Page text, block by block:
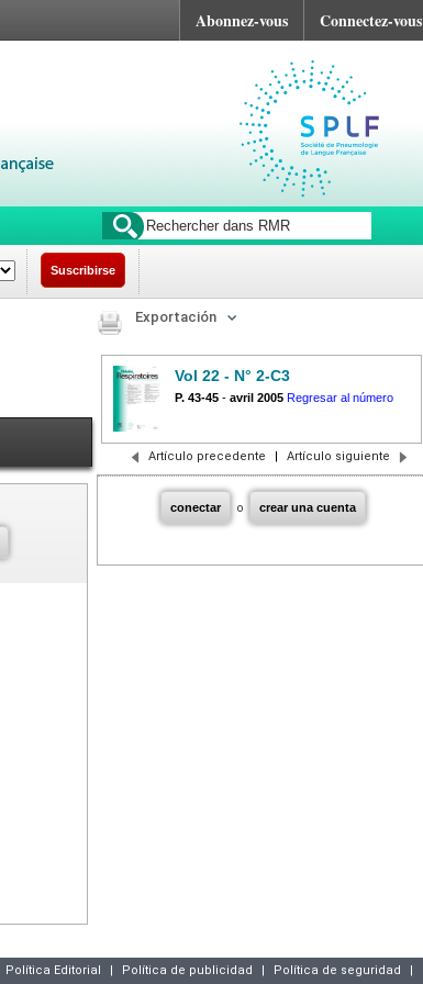
Abonnez-vous Connectez-vous
Suscribirse
Exportación
Vol 22 - N° 2-C3
P. 43-45 - avril 2005 Regresar al número
Artículo precedente | Artículo siguiente
conectar o crear una cuenta
Política Editorial | Política de publicidad | Política de seguridad |